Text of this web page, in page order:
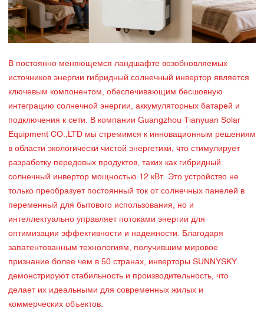
В постоянно меняющемся ландшафте возобновляемых
источников энергии гибридный солнечный инвертор является
ключевым компонентом, обеспечивающим бесшовную
интеграцию солнечной энергии, аккумуляторных батарей и
подключения к сети. В компании Guangzhou Tianyuan Solar
Equipment CO.,LTD мы стремимся к инновационным решениям
в области экологически чистой энергетики, что стимулирует
разработку передовых продуктов, таких как гибридный
солнечный инвертор мощностью 12 кВт. Это устройство не
только преобразует постоянный ток от солнечных панелей в
переменный для бытового использования, но и
интеллектуально управляет потоками энергии для
оптимизации эффективности и надежности. Благодаря
запатентованным технологиям, получившим мировое
признание более чем в 50 странах, инверторы SUNNYSKY
демонстрируют стабильность и производительность, что
делает их идеальными для современных жилых и
коммерческих объектов.